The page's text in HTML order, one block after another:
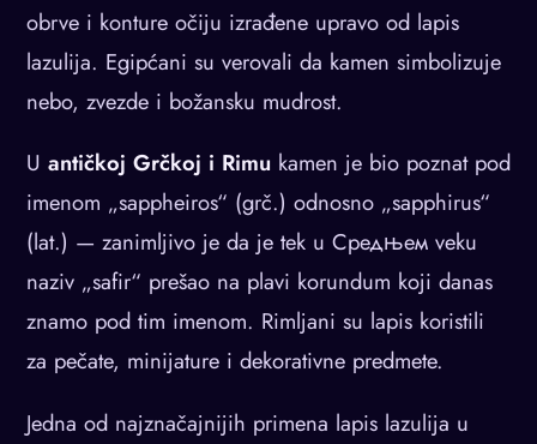
obrve i konture očiju izrađene upravo od lapis
lazulija. Egipćani su verovali da kamen simbolizuje
nebo, zvezde i božansku mudrost.
U antičkoj Grčkoj i Rimu kamen je bio poznat pod
imenom „sappheiros“ (grč.) odnosno „sapphirus“
(lat.) — zanimljivo je da je tek u Средњем veku
naziv „safir“ prešao na plavi korundum koji danas
znamo pod tim imenom. Rimljani su lapis koristili
za pečate, minijature i dekorativne predmete.
Jedna od najznačajnijih primena lapis lazulija u